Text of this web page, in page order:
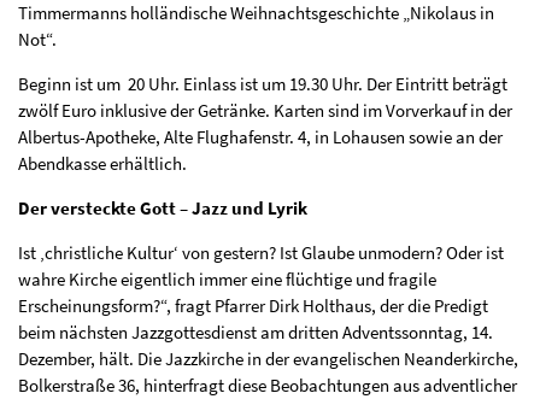
Timmermanns holländische Weihnachtsgeschichte „Nikolaus in
Not“.
Beginn ist um 20 Uhr. Einlass ist um 19.30 Uhr. Der Eintritt beträgt
zwölf Euro inklusive der Getränke. Karten sind im Vorverkauf in der
Albertus-Apotheke, Alte Flughafenstr. 4, in Lohausen sowie an der
Abendkasse erhältlich.
Der versteckte Gott – Jazz und Lyrik
Ist ‚christliche Kultur‘ von gestern? Ist Glaube unmodern? Oder ist
wahre Kirche eigentlich immer eine flüchtige und fragile
Erscheinungsform?“, fragt Pfarrer Dirk Holthaus, der die Predigt
beim nächsten Jazzgottesdienst am dritten Adventssonntag, 14.
Dezember, hält. Die Jazzkirche in der evangelischen Neanderkirche,
Bolkerstraße 36, hinterfragt diese Beobachtungen aus adventlicher